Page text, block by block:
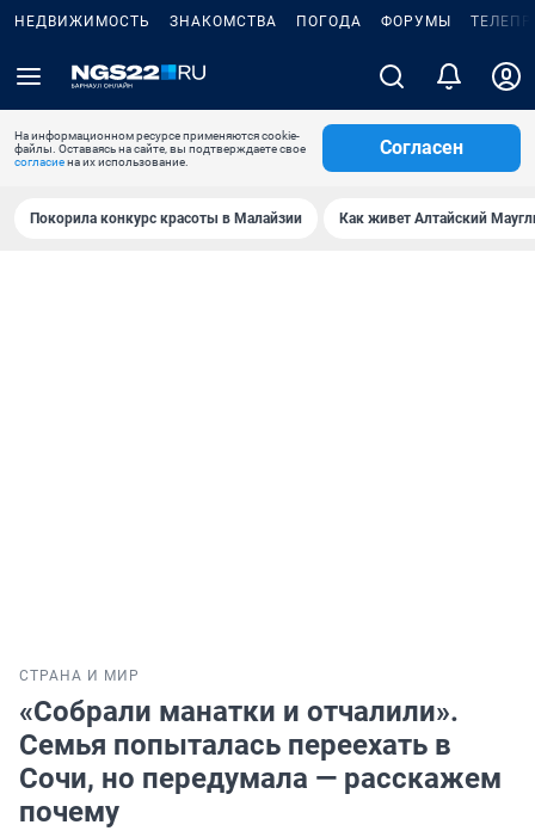
НЕДВИЖИМОСТЬ ЗНАКОМСТВА ПОГОДА ФОРУМЫ
На информационном ресурсе применяются cookie-
файлы. Оставаясь на сайте, вы подтверждаете свое
согласиена их использование.
Согласен
Покорила конкурс красоты в Малайзии Как живет Алтайский
СТРАНА И МИР
«Собрали манатки и отчалили».
Семья попыталась переехать в
Сочи, но передумала — расскажем
почему